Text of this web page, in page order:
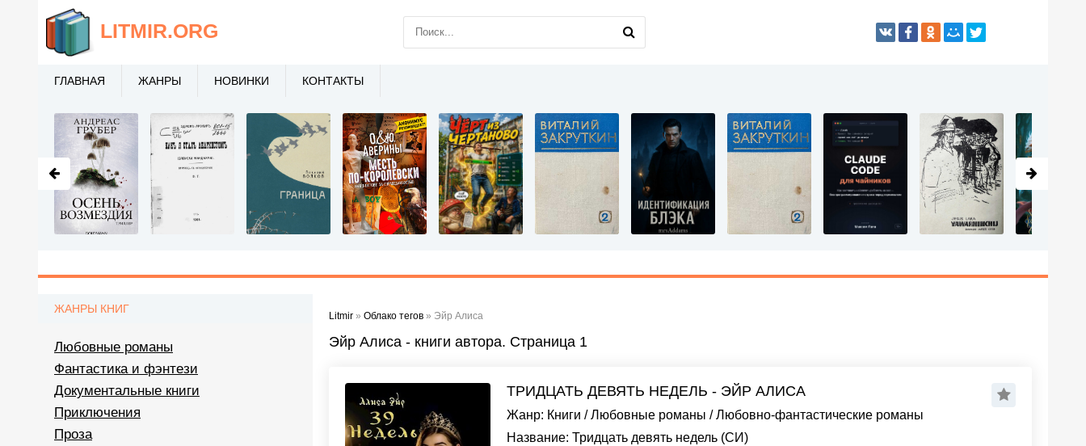
Litmir » Облако тегов » Эйр Алиса
Эйр Алиса - книги автора. Страница 1
ТРИДЦАТЬ ДЕВЯТЬ НЕДЕЛЬ - ЭЙР АЛИСА
Жанр: Книги /Любовные романы /Любовно-фантастические романы
Название: Тридцать девять недель (СИ)
ЖАНРЫ КНИГ
Любовные романы
Фантастика и фэнтези
Документальные книги
Приключения
Проза
LITMIR.ORG
ГЛАВНАЯ ЖАНРЫ НОВИНКИ КОНТАКТЫ